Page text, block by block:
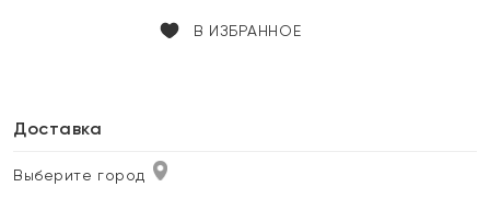
В ИЗБРАННОЕ
Доставка
Выберите город